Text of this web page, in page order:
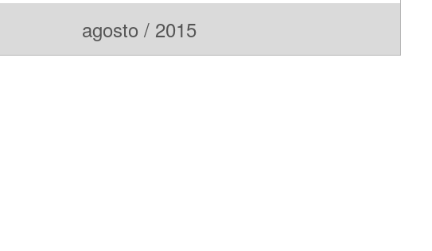
agosto / 2015